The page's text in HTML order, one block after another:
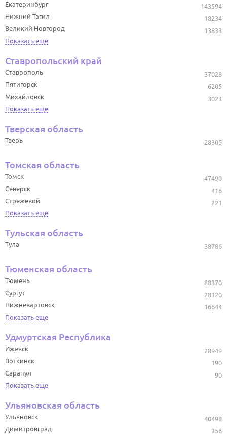
143594
Екатеринбург
18234
Нижний Тагил
13833
Великий Новгород
Показать еще
Ставропольский край
37028
Ставрополь
6205
Пятигорск
3023
Михайловск
Показать еще
Тверская область
28305
Тверь
Томская область
47490
Томск
416
Северск
221
Стрежевой
Показать еще
Тульская область
38786
Тула
Тюменская область
88370
Тюмень
28120
Сургут
16644
Нижневартовск
Показать еще
Удмуртская Республика
28949
Ижевск
190
Воткинск
90
Сарапул
Показать еще
Ульяновская область
40498
Ульяновск
356
Димитровград